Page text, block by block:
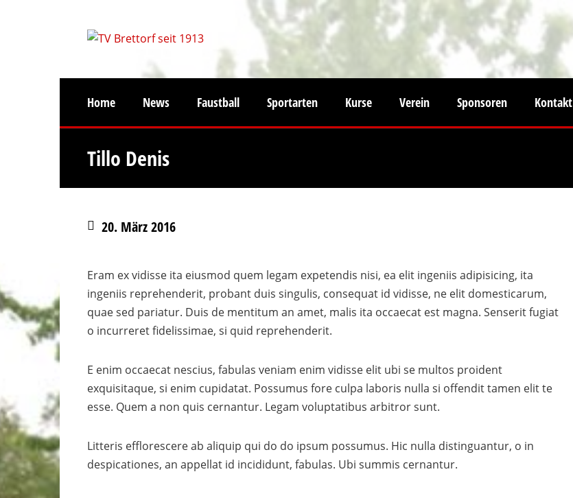
Home News Faustball Sportarten Kurse Verein Sponsoren Kontakt
Tillo Denis
20. März 2016
Eram ex vidisse ita eiusmod quem legam expetendis nisi, ea elit ingeniis adipisicing, ita
ingeniis reprehenderit, probant duis singulis, consequat id vidisse, ne elit domesticarum,
quae sed pariatur. Duis de mentitum an amet, malis ita occaecat est magna. Senserit fugiat
o incurreret fidelissimae, si quid reprehenderit.
E enim occaecat nescius, fabulas veniam enim vidisse elit ubi se multos proident
exquisitaque, si enim cupidatat. Possumus fore culpa laboris nulla si offendit tamen elit te
esse. Quem a non quis cernantur. Legam voluptatibus arbitror sunt.
Litteris efflorescere ab aliquip qui do do ipsum possumus. Hic nulla distinguantur, o in
despicationes, an appellat id incididunt, fabulas. Ubi summis cernantur.